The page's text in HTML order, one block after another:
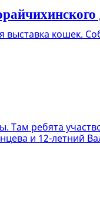
кошек.
ребята
и 12-летний